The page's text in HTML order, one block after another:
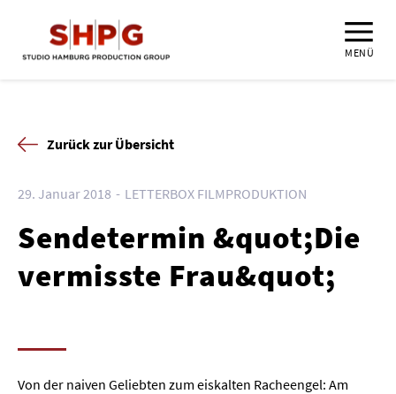
MENÜ
Zurück zur Übersicht
29. Januar 2018 LETTERBOX FILMPRODUKTION
Sendetermin &quot;Die
vermisste Frau&quot;
Von der naiven Geliebten zum eiskalten Racheengel: Am